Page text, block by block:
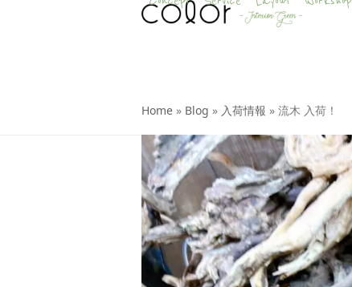
Home » Blog » 入荷情報 » 流木 入荷！